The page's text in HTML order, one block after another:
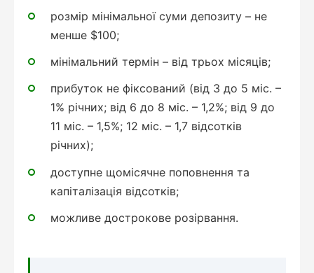
розмір мінімальної суми депозиту – не
менше $100;
мінімальний термін – від трьох місяців;
прибуток не фіксований (від 3 до 5 міс. –
1% річних; від 6 до 8 міс. – 1,2%; від 9 до
11 міс. – 1,5%; 12 міс. – 1,7 відсотків
річних);
доступне щомісячне поповнення та
капіталізація відсотків;
можливе дострокове розірвання.